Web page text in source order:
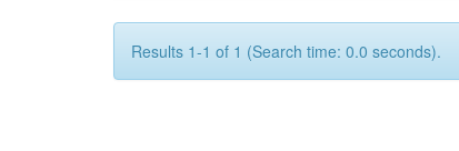
Results 1-1 of 1 (Search time: 0.0 seconds).